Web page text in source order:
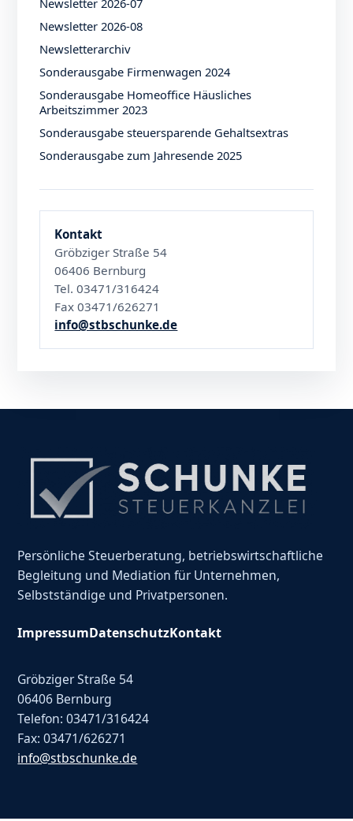
Newsletter 2026-07
Newsletter 2026-08
Newsletterarchiv
Sonderausgabe Firmenwagen 2024
Sonderausgabe Homeoffice Häusliches
Arbeitszimmer 2023
Sonderausgabe steuersparende Gehaltsextras
Sonderausgabe zum Jahresende 2025
Kontakt
Gröbziger Straße 54
06406 Bernburg
Tel. 03471/316424
Fax 03471/626271
info@stbschunke.de
Persönliche Steuerberatung, betriebswirtschaftliche
Begleitung und Mediation für Unternehmen,
Selbstständige und Privatpersonen.
ImpressumDatenschutzKontakt
Gröbziger Straße 54
06406 Bernburg
Telefon: 03471/316424
Fax: 03471/626271
info@stbschunke.de